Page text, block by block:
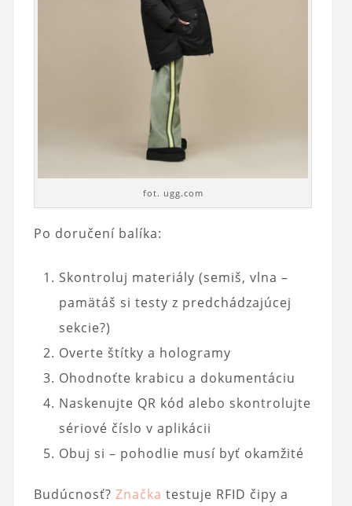
fot. ugg.com
Po doručení balíka:
Skontroluj materiály (semiš, vlna –
pamätáš si testy z predchádzajúcej
sekcie?)
Overte štítky a hologramy
Ohodnoťte krabicu a dokumentáciu
Naskenujte QR kód alebo skontrolujte
sériové číslo v aplikácii
Obuj si – pohodlie musí byť okamžité
Budúcnosť? Značka testuje RFID čipy a